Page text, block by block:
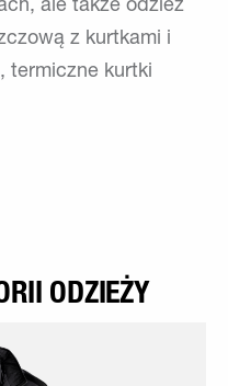
ale także odzież
z kurtkami i
termiczne kurtki
ODZIEŻY